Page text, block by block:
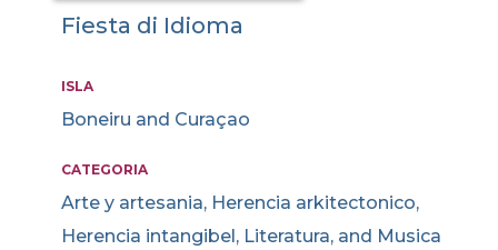
Fiesta di Idioma
ISLA
Boneiru and Curaçao
CATEGORIA
Arte y artesania, Herencia arkitectonico,
Herencia intangibel, Literatura, and Musica